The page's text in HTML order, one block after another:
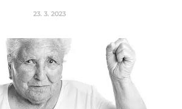
23. 3. 2023